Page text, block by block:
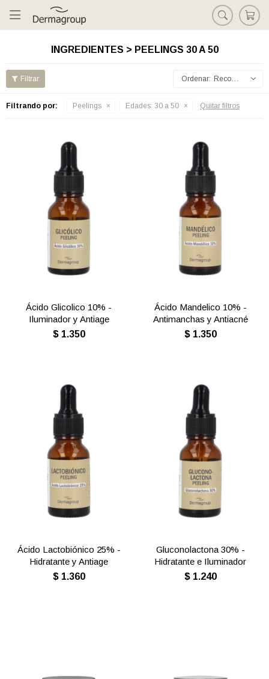

INGREDIENTES > PEELINGS 30 A 50
Recomendados
Filtrando por: Peelings Edades: 30 a 50 Quitar filtros
Ácido Glicolico 10% -
Iluminador y Antiage
$ 1.350
Ácido Mandelico 10% -
Antimanchas y Antiacné
$ 1.350
Ácido Lactobiónico 25% -
Hidratante y Antiage
$ 1.360
Gluconolactona 30% -
Hidratante e Iluminador
$ 1.240